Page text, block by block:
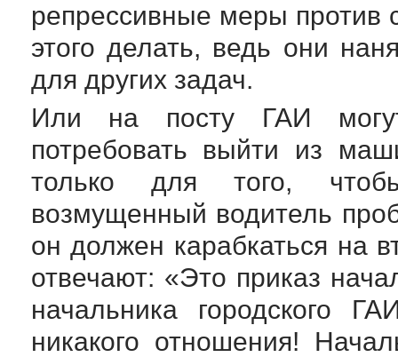
репрессивные меры
этого делать, ведь они
для других задач.
Или на посту ГАИ
потребовать выйти из
только для того,
возмущенный водитель
он должен карабкаться на
отвечают: «Это приказ
начальника городского
никакого отношения!